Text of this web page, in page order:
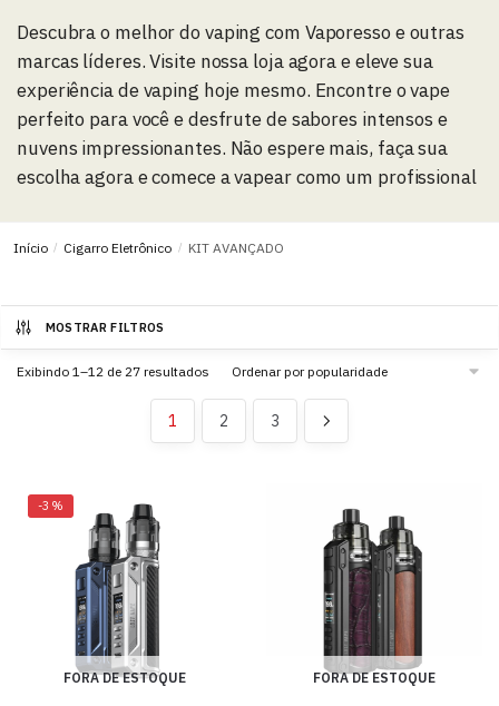
Descubra o melhor do vaping com Vaporesso e outras
marcas líderes. Visite nossa loja agora e eleve sua
experiência de vaping hoje mesmo. Encontre o vape
perfeito para você e desfrute de sabores intensos e
nuvens impressionantes. Não espere mais, faça sua
escolha agora e comece a vapear como um profissional
Início / Cigarro Eletrônico / KIT AVANÇADO
MOSTRAR FILTROS
Exibindo 1–12 de 27 resultados
1 2 3
-3%
FORA DE ESTOQUE FORA DE ESTOQUE